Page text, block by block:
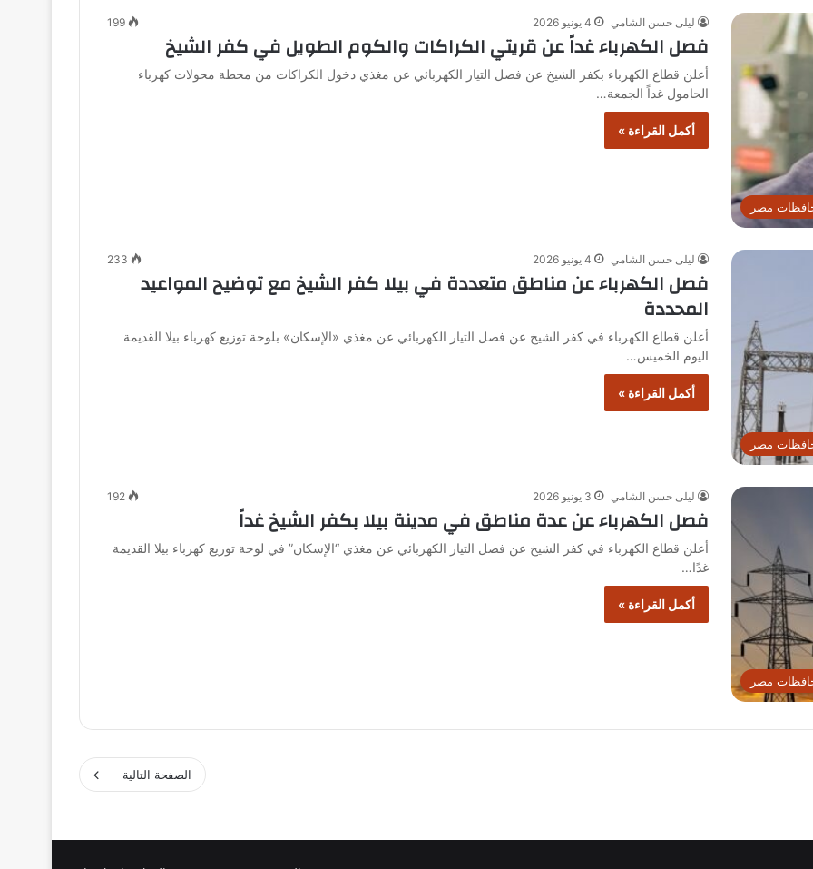
مصر
ليلى حسن الشامي 4 يونيو 2026 199
فصل الكهرباء غداً عن قريتي الكراكات والكوم الطويل في كفر الشيخ
أعلن قطاع الكهرباء بكفر الشيخ عن فصل التيار الكهربائي عن مغذي دخول الكراكات من محطة محولات كهرباء
الحامول غداً الجمعة…
أكمل القراءة »
مصر
ليلى حسن الشامي 4 يونيو 2026 233
فصل الكهرباء عن مناطق متعددة في بيلا كفر الشيخ مع توضيح المواعيد
المحددة
أعلن قطاع الكهرباء في كفر الشيخ عن فصل التيار الكهربائي عن مغذي «الإسكان» بلوحة توزيع كهرباء بيلا القديمة
اليوم الخميس…
أكمل القراءة »
مصر
ليلى حسن الشامي 3 يونيو 2026 192
فصل الكهرباء عن عدة مناطق في مدينة بيلا بكفر الشيخ غداً
أعلن قطاع الكهرباء في كفر الشيخ عن فصل التيار الكهربائي عن مغذي “الإسكان” في لوحة توزيع كهرباء بيلا القديمة
غدًا…
أكمل القراءة »
الصفحة التالية